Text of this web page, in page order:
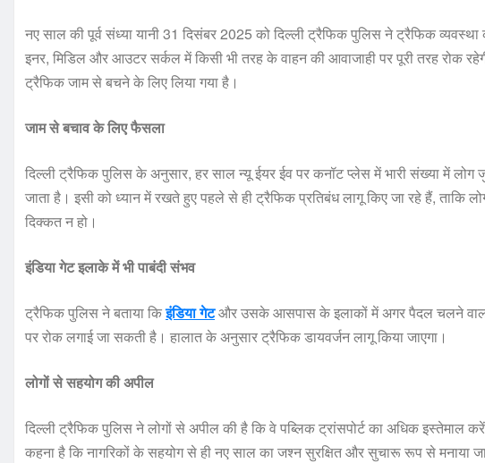
नए साल की पूर्व संध्या यानी 31 दिसंबर 2025 को दिल्ली ट्रैफिक पुलिस ने ट्रैफिक
इनर, मिडिल और आउटर सर्कल में किसी भी तरह के वाहन की आवाजाही पर पूरी तरह रोक
ट्रैफिक जाम से बचने के लिए लिया गया है।
जाम से बचाव के लिए फैसला
दिल्ली ट्रैफिक पुलिस के अनुसार, हर साल न्यू ईयर ईव पर कनॉट प्लेस में भारी संख्या में लोग
जाता है। इसी को ध्यान में रखते हुए पहले से ही ट्रैफिक प्रतिबंध लागू किए जा रहे हैं, ताकि
दिक्कत न हो।
इंडिया गेट इलाके में भी पाबंदी संभव
ट्रैफिक पुलिस ने बताया किइंडिया गेटऔर उसके आसपास के इलाकों में अगर पैदल चलने वालों
पर रोक लगाई जा सकती है। हालात के अनुसार ट्रैफिक डायवर्जन लागू किया जाएगा।
लोगों से सहयोग की अपील
दिल्ली ट्रैफिक पुलिस ने लोगों से अपील की है कि वे पब्लिक ट्रांसपोर्ट का अधिक इस्तेमाल
कहना है कि नागरिकों के सहयोग से ही नए साल का जश्न सुरक्षित और सुचारू रूप से मनाया